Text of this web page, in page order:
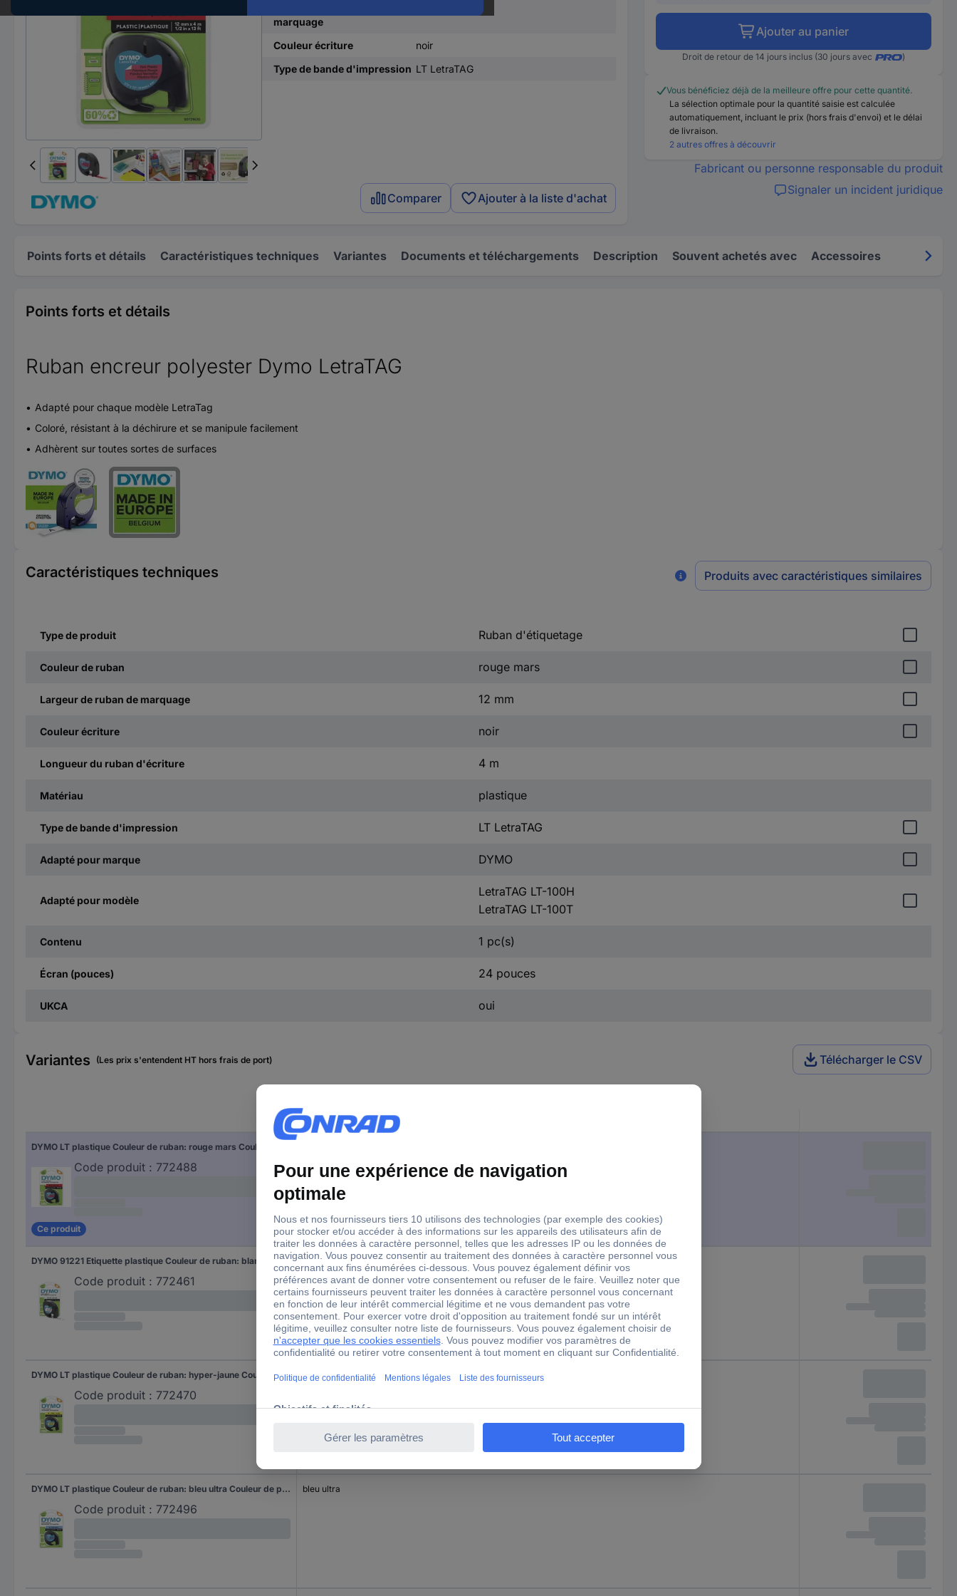
marquage
Couleur écriture
noir
Type de bande d'impression LT LetraTAG
Comparer Ajouter à la liste d'achat
Ajouter au panier
Droit de retour de 14 jours inclus (30 jours avec )
Vous bénéficiez déjà de la meilleure offre pour cette quantité.
La sélection optimale pour la quantité saisie est calculée
automatiquement, incluant le prix (hors frais d'envoi) et le délai
de livraison.
2 autres offres à découvrir
Fabricant ou personne responsable du produit
Signaler un incident juridique
Points forts et détails Caractéristiques techniques Variantes Documents et téléchargements Description Souvent achetés avec Accessoires
Points forts et détails
Ruban encreur polyester Dymo LetraTAG
Adapté pour chaque modèle LetraTag
Coloré, résistant à la déchirure et se manipule facilement
Adhèrent sur toutes sortes de surfaces
Caractéristiques techniques Produits avec caractéristiques similaires
Type de produit Ruban d'étiquetage
Couleur de ruban rouge mars
Largeur de ruban de marquage 12 mm
Couleur écriture noir
Longueur du ruban d'écriture 4 m
Matériau plastique
Type de bande d'impression LT LetraTAG
Adapté pour marque DYMO
Adapté pour modèle
LetraTAG LT-100H
LetraTAG LT-100T
Contenu 1 pc(s)
Écran (pouces) 24 pouces
UKCA oui
Variantes (Les prix s'entendent HT hors frais de port) Télécharger le CSV
Couleur de ruban
Code produit : 772488
Ce produit
DYMO 91221 Etiquette plastique Couleur de ruban: blanc perle Couleur de police: noir 12 mm 4 m S0721660
Code produit : 772461
blanc perle
DYMO LT plastique Couleur de ruban: hyper-jaune Couleur de police: noir 12 mm 4 m S0721620
Code produit : 772470
hyper-jaune
DYMO LT plastique Couleur de ruban: bleu ultra Couleur de police: noir 12 mm 4 m S0721650
Code produit : 772496
bleu ultra